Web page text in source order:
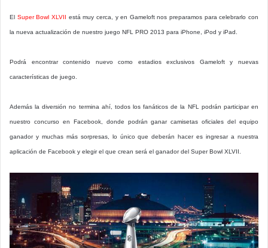
El Super Bowl XLVII está muy cerca, y en Gameloft nos preparamos para celebrarlo con
la nueva actualización de nuestro juego NFL PRO 2013 para iPhone, iPod y iPad.
Podrá encontrar contenido nuevo como estadios exclusivos Gameloft y nuevas
características de juego.
Además la diversión no termina ahí, todos los fanáticos de la NFL podrán participar en
nuestro concurso en Facebook, donde podrán ganar camisetas oficiales del equipo
ganador y muchas más sorpresas, lo único que deberán hacer es ingresar a nuestra
aplicación de Facebook y elegir el que crean será el ganador del Super Bowl XLVII.